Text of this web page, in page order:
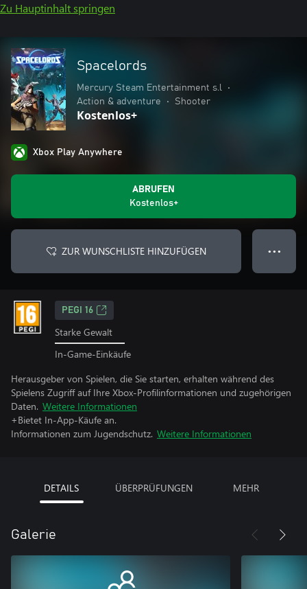
Zu Hauptinhalt springen
Spacelords
Mercury Steam Entertainment s.l
•
Action & adventure
• Shooter
Kostenlos+
Xbox Play Anywhere
ABRUFEN
Kostenlos+
ZUR WUNSCHLISTE HINZUFÜGEN ● ● ●
PEGI 16
Starke Gewalt
In-Game-Einkäufe
Herausgeber von Spielen, die Sie starten, erhalten während des
Spielens Zugriff auf Ihre Xbox-Profilinformationen und zugehörigen
Daten. Weitere Informationen
+Bietet In-App-Käufe an.
Informationen zum Jugendschutz. Weitere Informationen
DETAILS ÜBERPRÜFUNGEN MEHR
Galerie